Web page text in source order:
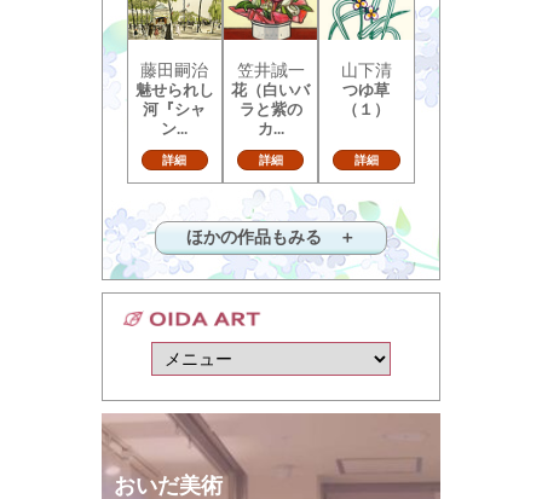
藤田嗣治
魅せられし
河『シャ
ン...
詳細
笠井誠一
花（白いバ
ラと紫の
カ...
詳細
山下清
つゆ草
（１）
詳細
ほかの作品もみる ＋
おいだ美術